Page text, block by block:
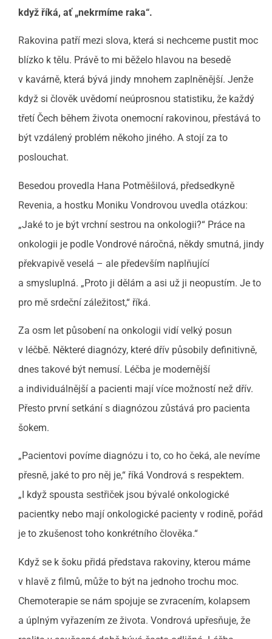
když říká, ať „nekrmíme raka“.
Rakovina patří mezi slova, která si nechceme pustit moc
blízko k tělu. Právě to mi běželo hlavou na besedě
v kavárně, která bývá jindy mnohem zaplněnější. Jenže
když si člověk uvědomí neúprosnou statistiku, že každý
třetí Čech během života onemocní rakovinou, přestává to
být vzdálený problém někoho jiného. A stojí za to
poslouchat.
Besedou provedla Hana Potměšilová, předsedkyně
Revenia, a hostku Moniku Vondrovou uvedla otázkou:
„Jaké to je být vrchní sestrou na onkologii?“ Práce na
onkologii je podle Vondrové náročná, někdy smutná, jindy
překvapivě veselá – ale především naplňující
a smysluplná. „Proto ji dělám a asi už ji neopustím. Je to
pro mě srdeční záležitost,“ říká.
Za osm let působení na onkologii vidí velký posun
v léčbě. Některé diagnózy, které dřív působily definitivně,
dnes takové být nemusí. Léčba je modernější
a individuálnější a pacienti mají více možností než dřív.
Přesto první setkání s diagnózou zůstává pro pacienta
šokem.
„Pacientovi povíme diagnózu i to, co ho čeká, ale nevíme
přesně, jaké to pro něj je,“ říká Vondrová s respektem.
„I když spousta sestřiček jsou bývalé onkologické
pacientky nebo mají onkologické pacienty v rodině, pořád
je to zkušenost toho konkrétního člověka.“
Když se k šoku přidá představa rakoviny, kterou máme
v hlavě z filmů, může to být na jednoho trochu moc.
Chemoterapie se nám spojuje se zvracením, kolapsem
a úplným vyřazením ze života. Vondrová upřesňuje, že